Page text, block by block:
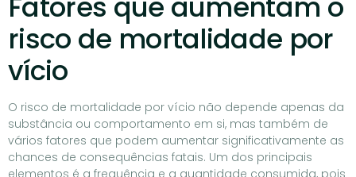
risco de mortalidade por
vício
O risco de mortalidade por vício não depende apenas da
substância ou comportamento em si, mas também de
vários fatores que podem aumentar significativamente as
chances de consequências fatais. Um dos principais
elementos é a frequência e a quantidade consumida, pois